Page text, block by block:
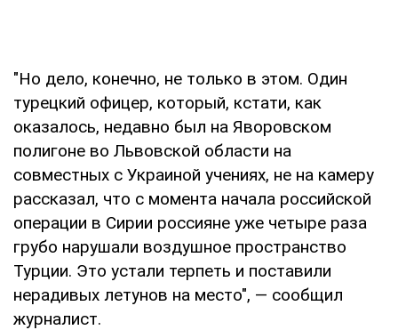
"Но дело, конечно, не только в этом. Один
турецкий офицер, который, кстати, как
оказалось, недавно был на Яворовском
полигоне во Львовской области на
совместных с Украиной учениях, не на камеру
рассказал, что с момента начала российской
операции в Сирии россияне уже четыре раза
грубо нарушали воздушное пространство
Турции. Это устали терпеть и поставили
нерадивых летунов на место", — сообщил
журналист.